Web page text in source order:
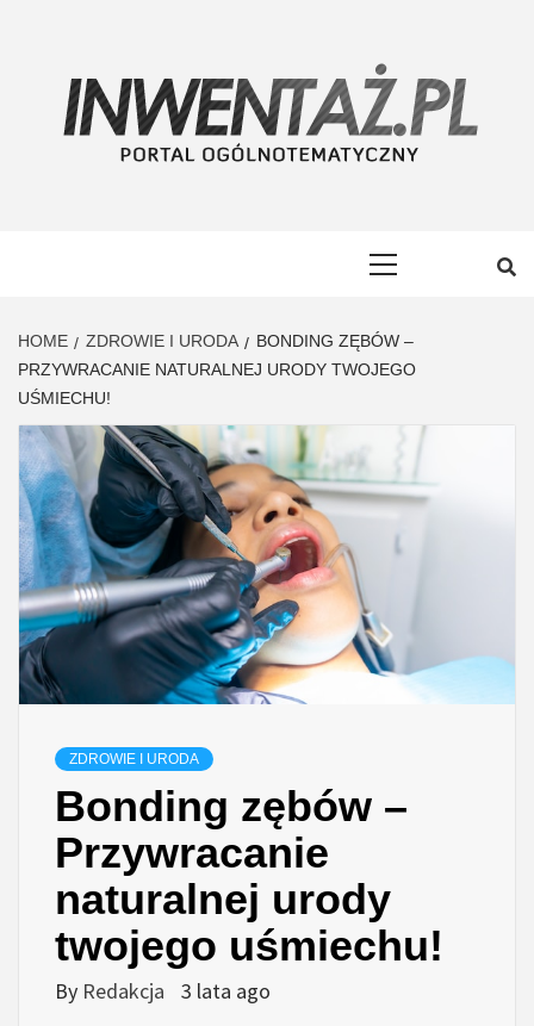
HOME ZDROWIE I URODA
BONDING ZĘBÓW –
PRZYWRACANIE NATURALNEJ URODY TWOJEGO
UŚMIECHU!
ZDROWIE I URODA
Bonding zębów –
Przywracanie
naturalnej urody
twojego uśmiechu!
By Redakcja 3 lata ago